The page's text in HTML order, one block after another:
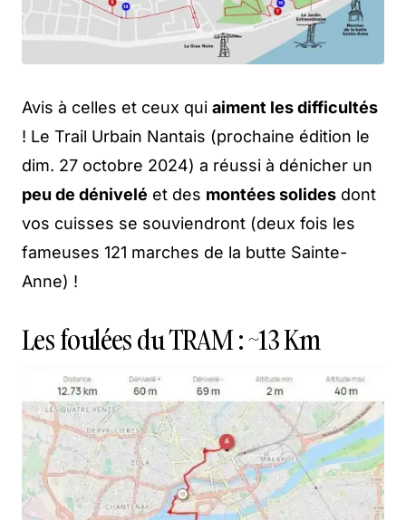
Avis à celles et ceux qui aiment les difficultés
! Le Trail Urbain Nantais (prochaine édition le
dim. 27 octobre 2024) a réussi à dénicher un
peu de dénivelé et des montées solides dont
vos cuisses se souviendront (deux fois les
fameuses 121 marches de la butte Sainte-
Anne) !
Les foulées du TRAM : ~13 Km